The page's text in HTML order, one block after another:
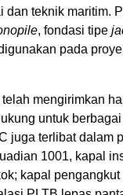
dan teknik maritim.
, fondasi tipe
pada
mengirimkan
untuk
juga terlibat dalam
1001, kapal
kapal